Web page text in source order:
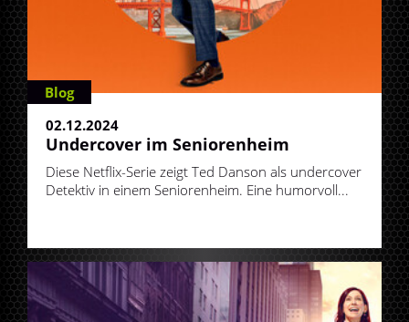
Blog
02.12.2024
Undercover im Seniorenheim
Diese Netflix-Serie zeigt Ted Danson als undercover
Detektiv in einem Seniorenheim. Eine humorvoll...